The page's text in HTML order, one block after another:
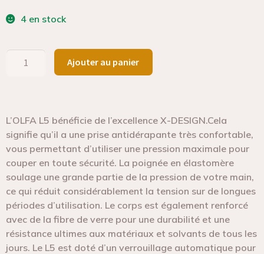
4 en stock
Ajouter au panier
L’OLFA L5 bénéficie de l’excellence X-DESIGN.Cela
signifie qu’il a une prise antidérapante très confortable,
vous permettant d’utiliser une pression maximale pour
couper en toute sécurité. La poignée en élastomère
soulage une grande partie de la pression de votre main,
ce qui réduit considérablement la tension sur de longues
périodes d’utilisation. Le corps est également renforcé
avec de la fibre de verre pour une durabilité et une
résistance ultimes aux matériaux et solvants de tous les
jours. Le L5 est doté d’un verrouillage automatique pour